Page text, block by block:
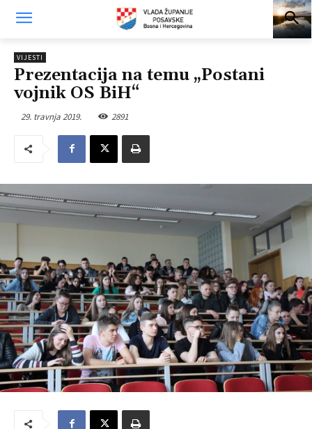
VIJESTI
Prezentacija na temu „Postani
vojnik OS BiH“
29. travnja 2019. 2891